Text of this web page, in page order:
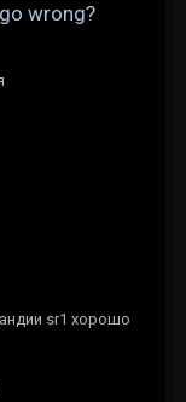
wrong?
sr1 хорошо